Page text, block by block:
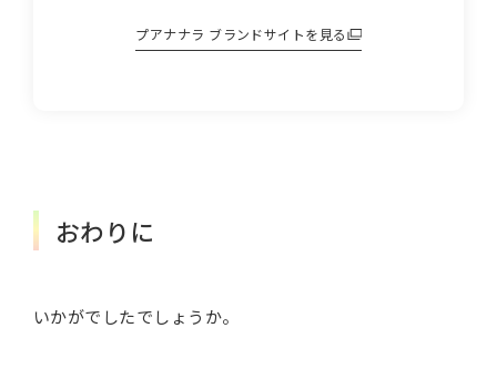
プアナナラ ブランドサイトを見る
おわりに
いかがでしたでしょうか。